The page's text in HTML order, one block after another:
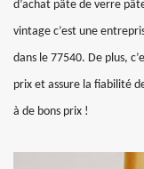
d’achat pâte de verre
vintage c’est une
dans le 77540. De plus,
prix et assure la fiabilité
à de bons prix !